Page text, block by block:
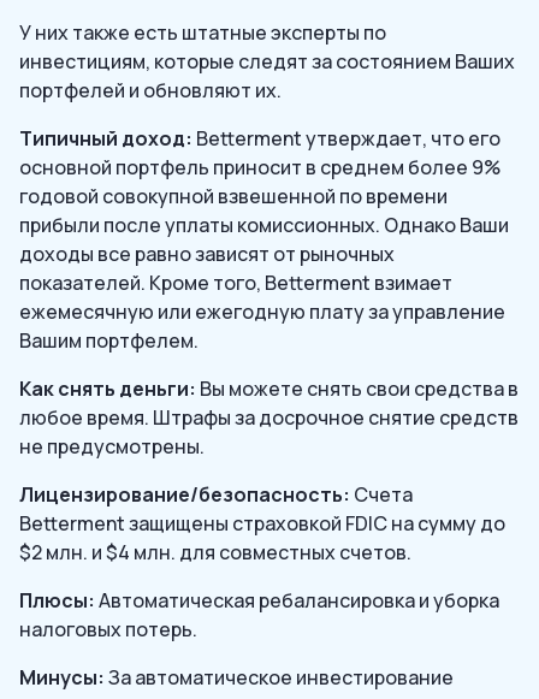
У них также есть штатные эксперты по
инвестициям, которые следят за состоянием Ваших
портфелей и обновляют их.
Типичный доход: Betterment утверждает, что его
основной портфель приносит в среднем более 9%
годовой совокупной взвешенной по времени
прибыли после уплаты комиссионных. Однако Ваши
доходы все равно зависят от рыночных
показателей. Кроме того, Betterment взимает
ежемесячную или ежегодную плату за управление
Вашим портфелем.
Как снять деньги: Вы можете снять свои средства в
любое время. Штрафы за досрочное снятие средств
не предусмотрены.
Лицензирование/безопасность: Счета
Betterment защищены страховкой FDIC на сумму до
$2 млн. и $4 млн. для совместных счетов.
Плюсы: Автоматическая ребалансировка и уборка
налоговых потерь.
Минусы: За автоматическое инвестирование